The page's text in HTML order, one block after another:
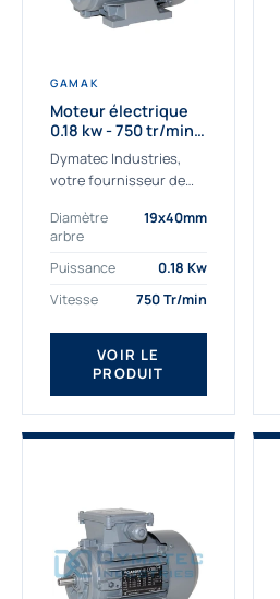
GAMAK
Moteur électrique
0.18 kw - 750 tr/min -
230/400V - IE2
Dymatec Industries,
votre fournisseur de
kw. Dymatec Industries
vous propose le moteur
électrique 0.18 kw, un
qualité Gamak...
Diamètre
arbre
19x40mm
Puissance
0.18 Kw
Vitesse
750 Tr/min
VOIR LE
PRODUIT